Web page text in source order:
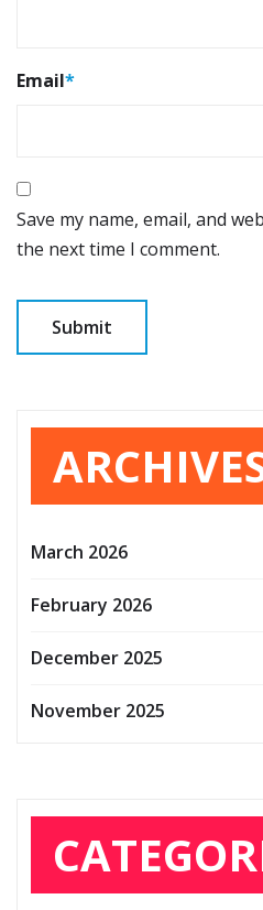
Email*
Save my name, email, and
the next time I comment.
March 2026
February 2026
December 2025
November 2025